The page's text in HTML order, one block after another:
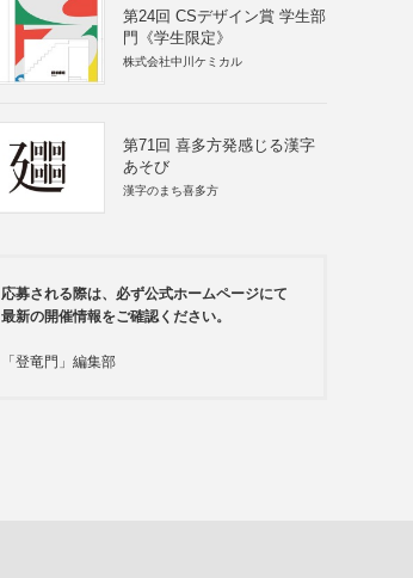
第24回 CSデザイン賞 学生部
門《学生限定》
株式会社中川ケミカル
第71回 喜多方発感じる漢字
あそび
漢字のまち喜多方
応募される際は、必ず公式ホームページにて
最新の開催情報をご確認ください。
「登竜門」編集部